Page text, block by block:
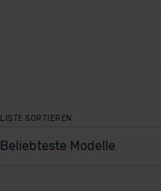
LISTE SORTIEREN
Beliebteste Modelle